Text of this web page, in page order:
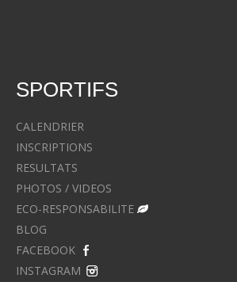
SPORTIFS
CALENDRIER
INSCRIPTIONS
RESULTATS
PHOTOS / VIDEOS
ECO-RESPONSABILITE
BLOG
FACEBOOK
INSTAGRAM